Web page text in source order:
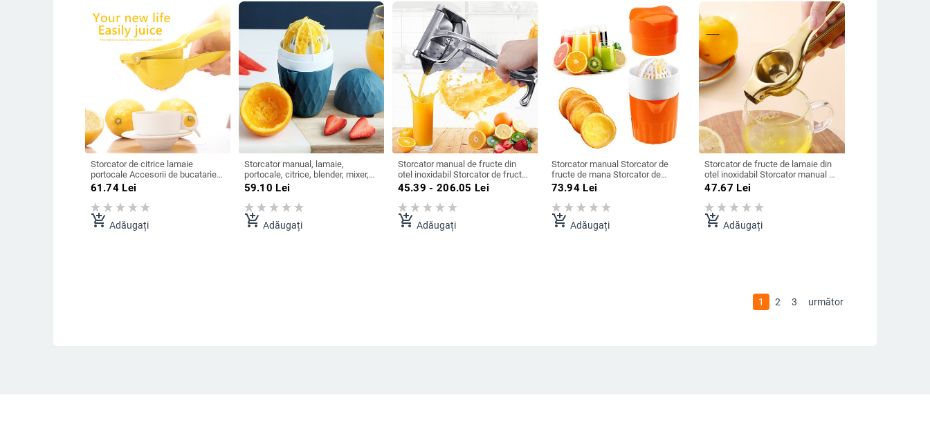
Storcator de citrice lamaie
portocale Accesorii de bucatarie
Mini blender portabil
Instrument de bucatarie Presa
Maner manual
61.74 Lei
add_shopping_cart Adăugați
Storcator manual, lamaie,
portocale, citrice, blender, mixer,
reutilizabil, care economisește
storcator, accesorii de bucătărie
59.10 Lei
add_shopping_cart Adăugați
Storcator manual de fructe din
otel inoxidabil Storcator de fructe
de portocale de lamaie Storcator
aluminiu/storcator de lamaie
acrilic Dropshipping
45.39 - 206.05 Lei
add_shopping_cart Adăugați
Storcator manual Storcator de
fructe de mana Storcator de
portocale Storcator de citrice
Presă de fructe Ustensile de
bucătărie Accesorii
73.94 Lei
add_shopping_cart Adăugați
Storcator de fructe de lamaie din
otel inoxidabil Storcator manual de
portocale Storcator de lamaie
portocale Suc de presare de
fructe Ustensile de bucatarie
47.67 Lei
add_shopping_cart Adăugați
1 2 3 următor